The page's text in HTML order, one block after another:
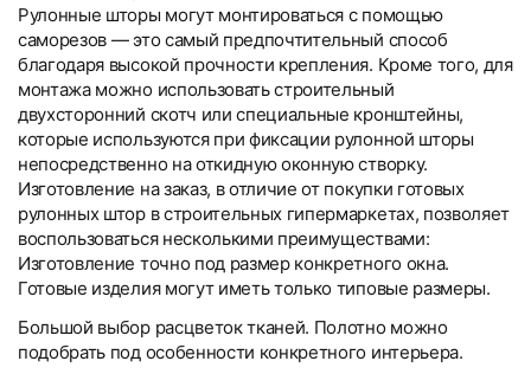
Рулонные шторы могут монтироваться с помощью
саморезов — это самый предпочтительный способ
благодаря высокой прочности крепления. Кроме того, для
монтажа можно использовать строительный
двухсторонний скотч или специальные кронштейны,
которые используются при фиксации рулонной шторы
непосредственно на откидную оконную створку.
Изготовление на заказ, в отличие от покупки готовых
рулонных штор в строительных гипермаркетах, позволяет
воспользоваться несколькими преимуществами:
Изготовление точно под размер конкретного окна.
Готовые изделия могут иметь только типовые размеры.
Большой выбор расцветок тканей. Полотно можно
подобрать под особенности конкретного интерьера.